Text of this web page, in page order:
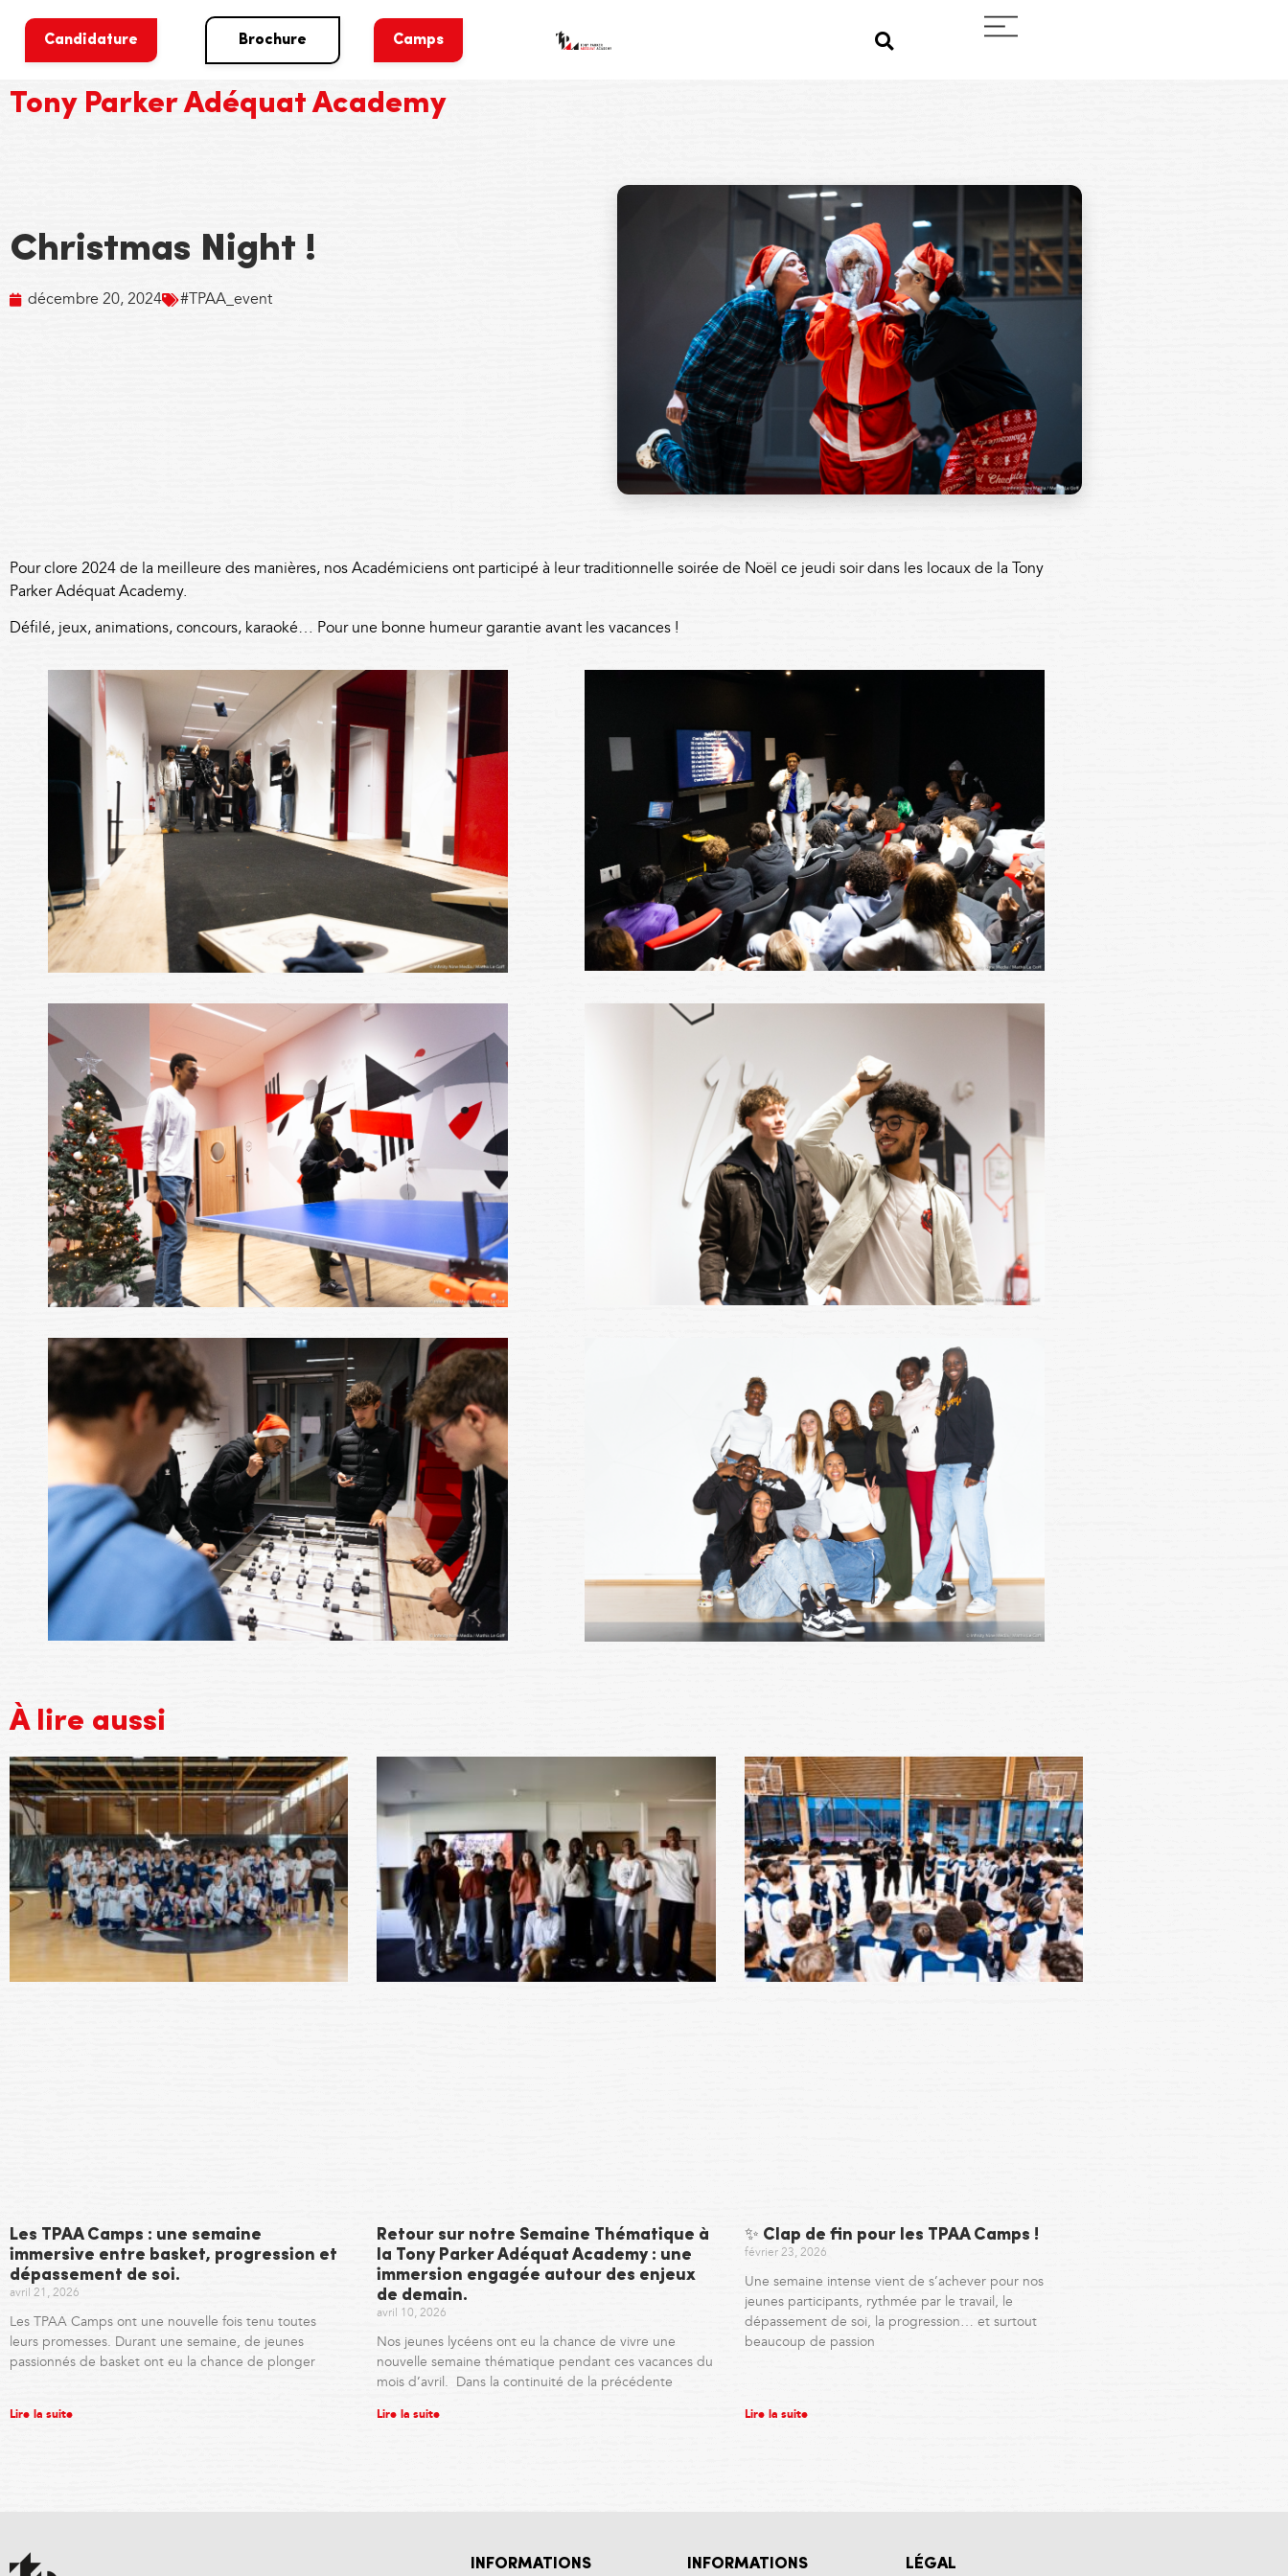
Candidature Brochure Camps
Tony Parker Adéquat Academy
Christmas Night !
décembre 20, 2024 #TPAA_event
Pour clore 2024 de la meilleure des manières, nos Académiciens ont participé à leur traditionnelle soirée de Noël ce jeudi soir dans les locaux de la Tony
Parker Adéquat Academy.
Défilé, jeux, animations, concours, karaoké… Pour une bonne humeur garantie avant les vacances !
À lire aussi
Les TPAA Camps : une semaine
immersive entre basket, progression et
dépassement de soi.
avril 21, 2026
Les TPAA Camps ont une nouvelle fois tenu toutes
leurs promesses. Durant une semaine, de jeunes
passionnés de basket ont eu la chance de plonger
Lire la suite
Retour sur notre Semaine Thématique à
la Tony Parker Adéquat Academy : une
immersion engagée autour des enjeux
de demain.
avril 10, 2026
Nos jeunes lycéens ont eu la chance de vivre une
nouvelle semaine thématique pendant ces vacances du
mois d’avril. Dans la continuité de la précédente
Lire la suite
✨ Clap de fin pour les TPAA Camps !
février 23, 2026
Une semaine intense vient de s’achever pour nos
jeunes participants, rythmée par le travail, le
dépassement de soi, la progression… et surtout
beaucoup de passion
Lire la suite
INFORMATIONS INFORMATIONS LÉGAL